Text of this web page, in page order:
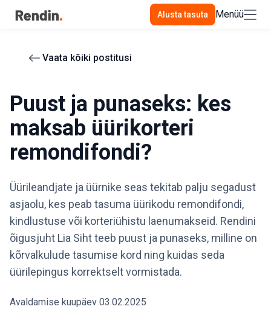
Alusta tasuta Menüü
Vaata kõiki postitusi
Puust ja punaseks: kes
maksab üürikorteri
remondifondi?
Üürileandjate ja üürnike seas tekitab palju segadust
asjaolu, kes peab tasuma üürikodu remondifondi,
kindlustuse või korteriühistu laenumakseid. Rendini
õigusjuht Lia Siht teeb puust ja punaseks, milline on
kõrvalkulude tasumise kord ning kuidas seda
üürilepingus korrektselt vormistada.
Avaldamise kuupäev 03.02.2025